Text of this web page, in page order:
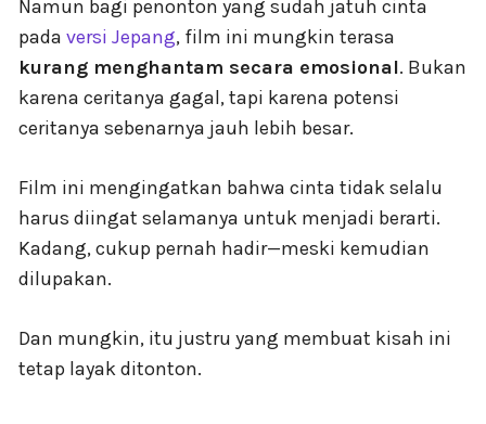
Namun bagi penonton yang sudah jatuh cinta
pada versi Jepang, film ini mungkin terasa
kurang menghantam secara emosional. Bukan
karena ceritanya gagal, tapi karena potensi
ceritanya sebenarnya jauh lebih besar.
Film ini mengingatkan bahwa cinta tidak selalu
harus diingat selamanya untuk menjadi berarti.
Kadang, cukup pernah hadir—meski kemudian
dilupakan.
Dan mungkin, itu justru yang membuat kisah ini
tetap layak ditonton.